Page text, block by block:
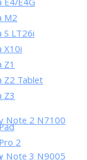
Note 2 N7100
E4/E4G
M2
S LT26i
X10i
Z1
Z2 Tablet
Z3
2